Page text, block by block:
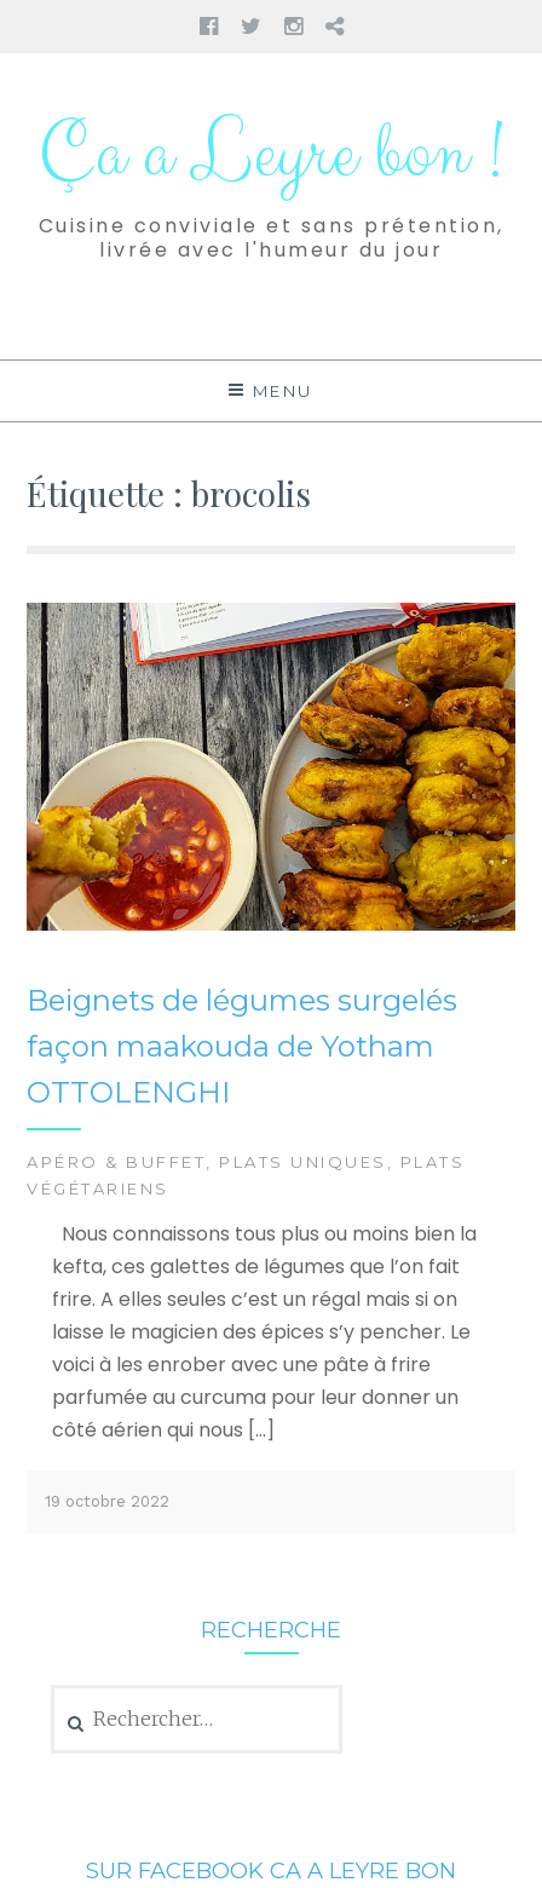
Facebook
TwitterInstagram
Pinterest
contenuÇa a Leyre bon !
Cuisine conviviale et sans prétention,
livrée avec l'humeur du jour
MENU
Étiquette :brocolis
Beignets de légumes surgelés
façon maakouda de Yotham
OTTOLENGHI
APÉRO & BUFFET PLATS UNIQUES
PLATS
VÉGÉTARIENS
Nous connaissons tous plus ou moins bien la
kefta, ces galettes de légumes que l’on fait
frire. A elles seules c’est un régal mais si on
laisse le magicien des épices s’y pencher. Le
voici à les enrober avec une pâte à frire
parfumée au curcuma pour leur donner un
côté aérien qui nous […]
19 octobre 2022
RECHERCHE
SUR FACEBOOK CA A LEYRE BON